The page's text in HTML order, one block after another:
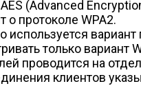
(Advanced
о протоколе WPA2.
вариант
только вариант
проводится на
клиентов